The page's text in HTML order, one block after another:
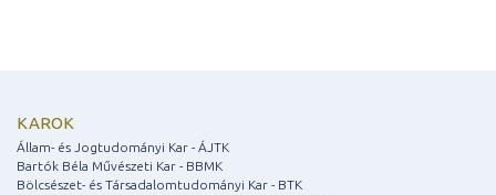
KAROK
Állam- és Jogtudományi Kar - ÁJTK
Bartók Béla Művészeti Kar - BBMK
Bölcsészet- és Társadalomtudományi Kar - BTK